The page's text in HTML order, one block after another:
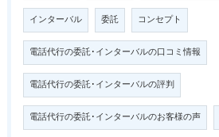
インターバル 委託 コンセプト
電話代行の委託･インターバルの口コミ情報
電話代行の委託･インターバルの評判
電話代行の委託･インターバルのお客様の声